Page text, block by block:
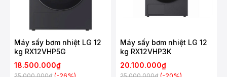
Máy sấy bơm nhiệt LG 12
kg RX12VHP5G
18.500.000₫
Máy sấy bơm nhiệt LG 12
kg RX12VHP3K
20.100.000₫